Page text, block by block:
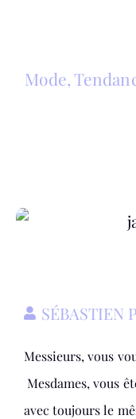
Mode,
SÉBASTIEN
Messieurs, vous
Mesdames, vous
avec toujours le